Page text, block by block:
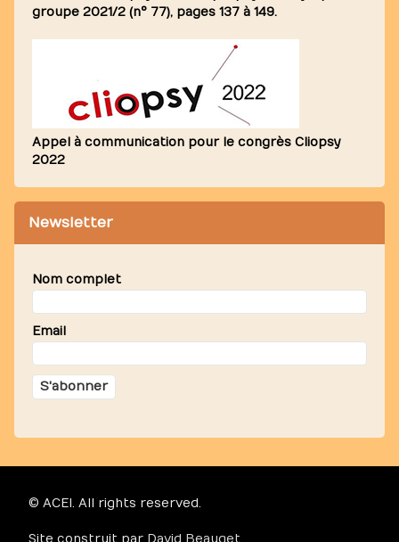
groupe 2021/2 (n° 77), pages 137 à 149.
Appel à communication pour le congrès Cliopsy
2022
Newsletter
Nom complet
Email
© ACEI. All rights reserved.